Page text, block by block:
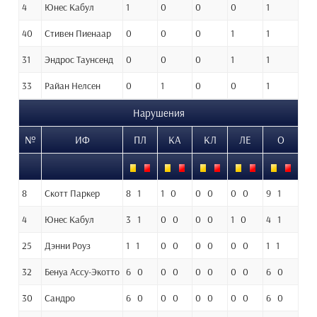
4 Юнес Кабул 1 0 0 0 1
40 Стивен Пиенаар 0 0 0 1 1
31 Эндрос Таунсенд 0 0 0 1 1
33 Райан Нелсен 0 1 0 0 1
Нарушения
№
ИФ ПЛ КА КЛ ЛЕ О
8 Скотт Паркер 8 1 1 0 0 0 0 0 9 1
4 Юнес Кабул 3 1 0 0 0 0 1 0 4 1
25 Дэнни Роуз 1 1 0 0 0 0 0 0 1 1
32 Бенуа Ассу-Экотто 6 0 0 0 0 0 0 0 6 0
30 Сандро 6 0 0 0 0 0 0 0 6 0